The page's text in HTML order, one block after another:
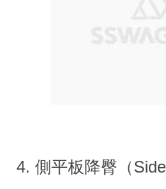
4. 側平板降臀（